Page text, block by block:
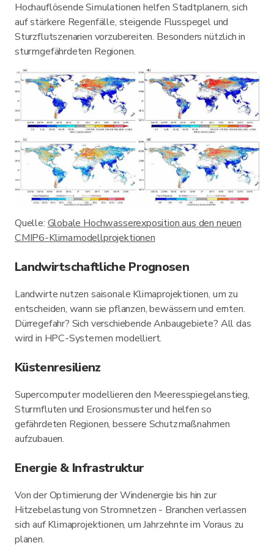
Hochauflösende Simulationen helfen Stadtplanern, sich
auf stärkere Regenfälle, steigende Flusspegel und
Sturzflutszenarien vorzubereiten. Besonders nützlich in
sturmgefährdeten Regionen.
Quelle: Globale Hochwasserexposition aus den neuen
CMIP6-Klimamodellprojektionen
Landwirtschaftliche Prognosen
Landwirte nutzen saisonale Klimaprojektionen, um zu
entscheiden, wann sie pflanzen, bewässern und ernten.
Dürregefahr? Sich verschiebende Anbaugebiete? All das
wird in HPC-Systemen modelliert.
Küstenresilienz
Supercomputer modellieren den Meeresspiegelanstieg,
Sturmfluten und Erosionsmuster und helfen so
gefährdeten Regionen, bessere Schutzmaßnahmen
aufzubauen.
Energie & Infrastruktur
Von der Optimierung der Windenergie bis hin zur
Hitzebelastung von Stromnetzen - Branchen verlassen
sich auf Klimaprojektionen, um Jahrzehnte im Voraus zu
planen.